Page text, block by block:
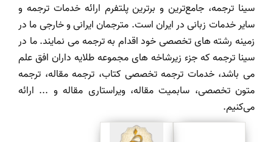
سینا ترجمه، جامع‌ترین و برترین پلتفرم ارائه خدمات ترجمه و
سایر خدمات زبانی در ایران است. مترجمان ایرانی و خارجی ما در
زمینه رشته های تخصصی خود اقدام به ترجمه می نمایند. ما در
سینا ترجمه که جزء زیرشاخه های مجموعه طلایه داران افق علم
می باشد، خدمات ترجمه تخصصی کتاب، ترجمه مقاله، ترجمه
متون تخصصی، سابمیت مقاله، ویراستاری مقاله و ... ارائه
می‌کنیم.